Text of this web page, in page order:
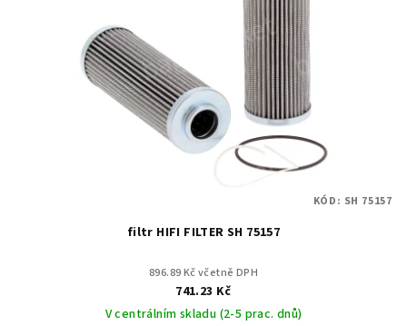
filtr HIFI FILTER SH 75157
896.89 Kč včetně DPH
741.23 Kč
V centrálním skladu (2-5 prac. dnů)
KÓD: SH 75157